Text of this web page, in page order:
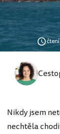
čtení
Nikdy jsem
nechtěla